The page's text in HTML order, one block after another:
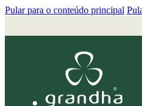
Pular para o conteúdo principal